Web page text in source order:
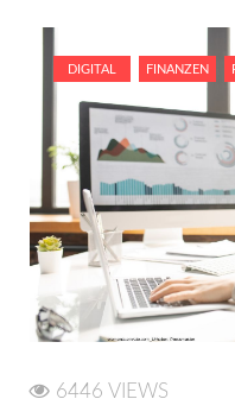
DIGITAL FINANZEN
6446 VIEWS